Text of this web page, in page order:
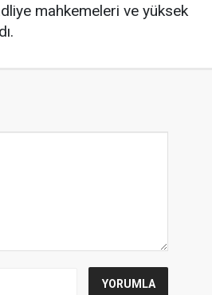
mahkemeleri ve yüksek